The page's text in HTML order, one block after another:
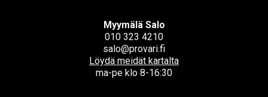
Myymälä Salo
010 323 4210
salo@provari.fi
Löydä meidät kartalta
ma-pe klo 8-16:30